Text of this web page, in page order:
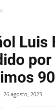
Luis
por
26 agosto, 2023